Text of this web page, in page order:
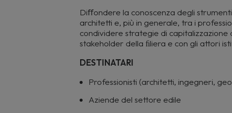
Diﬀondere la conoscenza degli
architetti e, più in generale, tra i
condividere strategie di
stakeholder della ﬁliera e con gli attori
DESTINATARI
Professionisti (architetti, ingegneri,
Aziende del settore edile